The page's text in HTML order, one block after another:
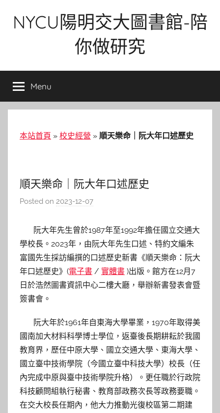
NYCU陽明交大圖書館-陪
你做研究
Menu
本站首頁 » 校史經營 » 順天樂命｜阮大年口述歷史
順天樂命｜阮大年口述歷史
Posted on 2023-12-07
s
h
a
l
a
阮大年先生曾於1987年至1992年擔任國立交通大
學校長。2023年，由阮大年先生口述、特約文編朱
富國先生採訪編撰的口述歷史新書《順天樂命：阮大
年口述歷史》(電子書 / 實體書 )出版。館方在12月7
日於浩然圖書資訊中心二樓大廳，舉辦新書發表會暨
簽書會。
阮大年於1961年自東海大學畢業，1970年取得美
國南加大材料科學博士學位，返臺後長期耕耘於我國
教育界，歷任中原大學、國立交通大學、東海大學、
國立臺中技術學院（今國立臺中科技大學）校長（任
內完成中原與臺中技術學院升格）。更任職於行政院
科技顧問組執行秘書、教育部政務次長等政務要職。
在交大校長任期內，他大力推動光復校區第二期建